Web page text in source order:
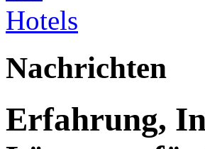
Nachrichten
Erfahrung,